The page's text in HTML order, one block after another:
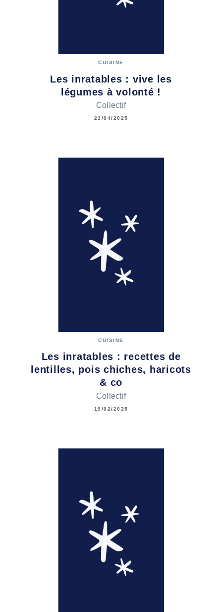
CUISINE
Les inratables : vive les
légumes à volonté !
Collectif
23/04/2025
CUISINE
Les inratables : recettes de
lentilles, pois chiches, haricots
& co
Collectif
19/02/2025